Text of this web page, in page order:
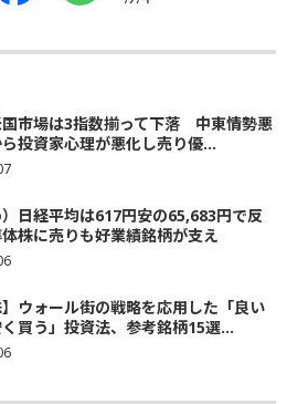
国市場は3指数揃って下落 中東情勢悪
投資家心理が悪化し売り優...
）日経平均は617円安の65,683円で反
株に売りも好業績銘柄が支え
】ウォール街の戦略を応用した「良い
買う」投資法、参考銘柄15選...